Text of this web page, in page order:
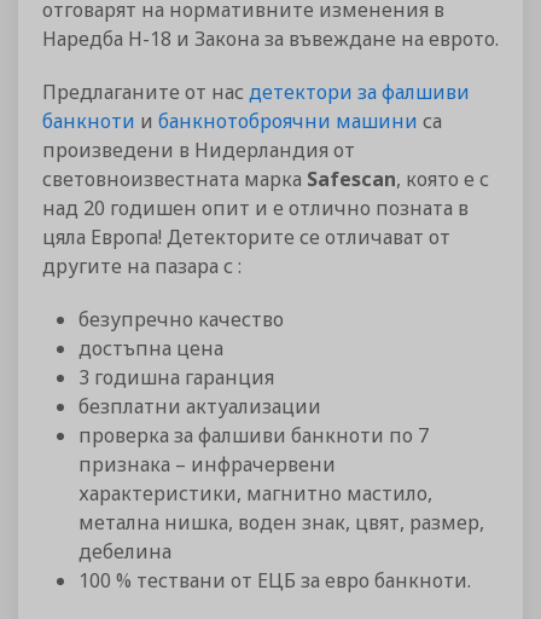
отговарят на нормативните изменения в
Наредба Н-18 и Закона за въвеждане на еврото.
Предлаганите от нас детектори за фалшиви
банкноти и банкнотоброячни машини са
произведени в Нидерландия от
световноизвестната марка Safescan, която е с
над 20 годишен опит и е отлично позната в
цяла Европа! Детекторите се отличават от
другите на пазара с :
безупречно качество
достъпна цена
3 годишна гаранция
безплатни актуализации
проверка за фалшиви банкноти по 7
признака – инфрачервени
характеристики, магнитно мастило,
метална нишка, воден знак, цвят, размер,
дебелина
100 % тествани от ЕЦБ за евро банкноти.